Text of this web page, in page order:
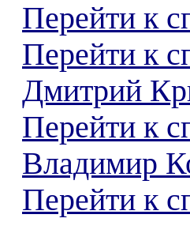
Перейти к
Перейти к
Дмитрий
Перейти к
Владимир
Перейти к